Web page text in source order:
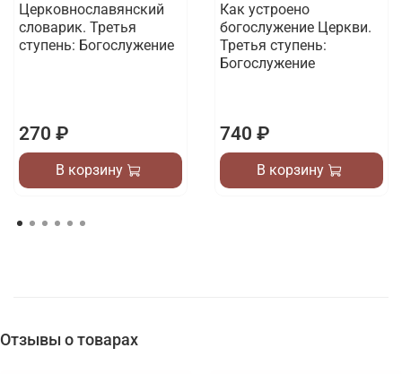
Церковнославянский
словарик. Третья
ступень: Богослужение
270 ₽
В корзину
Как устроено
богослужение Церкви.
Третья ступень:
Богослужение
740 ₽
В корзину
Отзывы о товарах